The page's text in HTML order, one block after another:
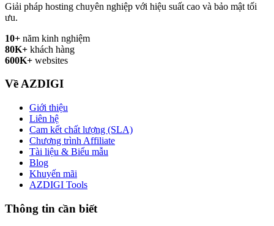
Giải pháp hosting chuyên nghiệp với hiệu suất cao và bảo mật tối
ưu.
10+ năm kinh nghiệm
80K+ khách hàng
600K+ websites
Về AZDIGI
Giới thiệu
Liên hệ
Cam kết chất lượng (SLA)
Chương trình Affiliate
Tài liệu & Biểu mẫu
Blog
Khuyến mãi
AZDIGI Tools
Thông tin cần biết